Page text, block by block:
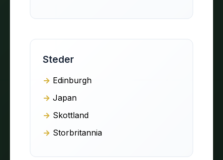
Steder
Edinburgh
Japan
Skottland
Storbritannia